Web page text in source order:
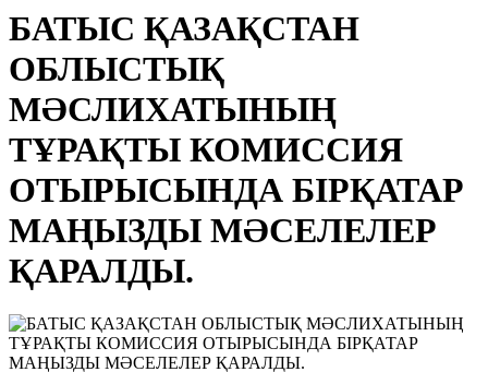
БАТЫС ҚАЗАҚСТАН
ОБЛЫСТЫҚ
МӘСЛИХАТЫНЫҢ
ТҰРАҚТЫ КОМИССИЯ
ОТЫРЫСЫНДА БІРҚАТАР
МАҢЫЗДЫ МӘСЕЛЕЛЕР
ҚАРАЛДЫ.